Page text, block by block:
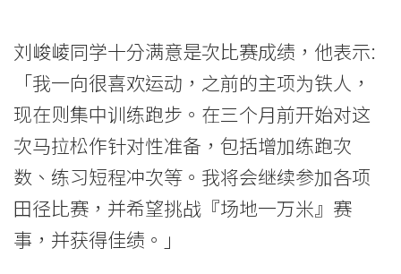
冠
军
学
院
消
刘峻崚同学十分满意是次比赛成绩，他表示:
「我一向很喜欢运动，之前的主项为铁人，
现在则集中训练跑步。在三个月前开始对这
次马拉松作针对性准备，包括增加练跑次
数、练习短程冲次等。我将会继续参加各项
田径比赛，并希望挑战『场地一万米』赛
事，并获得佳绩。」